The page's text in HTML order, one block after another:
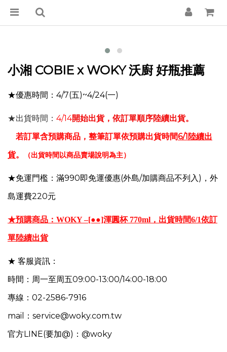
小湘 COBIE x WOKY 沃廚 好瓶推薦
★優惠時間：4/7(五)~4/24(一)
★出貨時間： 4/14開始出貨，依訂單順序陸續出貨。
若訂單含預購商品，整筆訂單依預購出貨時間6/1陸續出
貨。 （出貨時間以商品賣場說明為主）
★免運門檻：滿990即免運優惠(外島/加購商品不列入)，外
島運費220元
★預購商品 ： WOKY –[●●]渾圓杯 770ml，出貨時間6/1依訂
單陸續出貨
★ 客服資訊：
時間：周一至周五09:00-13:00/14:00-18:00
專線：02-2586-7916
mail：service@woky.com.tw
官方LINE(要加@)：@woky